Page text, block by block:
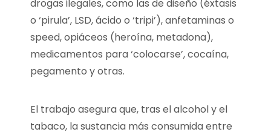
drogas ilegales, como las de diseño (éxtasis
o ‘pirula’, LSD, ácido o ‘tripi’), anfetaminas o
speed, opiáceos (heroína, metadona),
medicamentos para ‘colocarse’, cocaína,
pegamento y otras.
El trabajo asegura que, tras el alcohol y el
tabaco, la sustancia más consumida entre